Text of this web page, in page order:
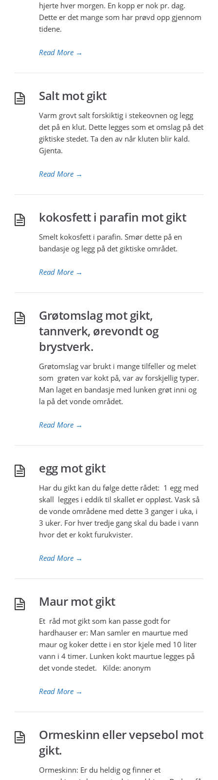
hjerte hver morgen. En kopp er nok pr. dag.
Dette er det mange som har prøvd opp gjennom
tidene.
Read More →
Salt mot gikt
Varm grovt salt forskiktig i stekeovnen og legg
det på en klut. Dette legges som et omslag på det
giktiske stedet. Ta den av når kluten blir kald.
Gjenta.
Read More →
kokosfett i parafin mot gikt
Smelt kokosfett i parafin. Smør dette på en
bandasje og legg på det giktiske området.
Read More →
Grøtomslag mot gikt,
tannverk, ørevondt og
brystverk.
Grøtomslag var brukt i mange tilfeller og melet
som grøten var kokt på, var av forskjellig typer.
Man laget en bandasje med lunken grøt inni og
la på det vonde området.
Read More →
egg mot gikt
Har du gikt kan du følge dette rådet: 1 egg med
skall legges i eddik til skallet er oppløst. Vask så
de vonde områdene med dette 3 ganger i uka, i
3 uker. For hver tredje gang skal du bade i vann
hvor det er kokt furukvister.
Read More →
Maur mot gikt
Et råd mot gikt som kan passe godt for
hardhauser er: Man samler en maurtue med
maur og koker dette i en stor kjele med 10 liter
vann i 4 timer. Lunken kokt maurtue legges på
det vonde stedet. Kilde: anonym
Read More →
Ormeskinn eller vepsebol mot
gikt.
Ormeskinn: Er du heldig og finner et